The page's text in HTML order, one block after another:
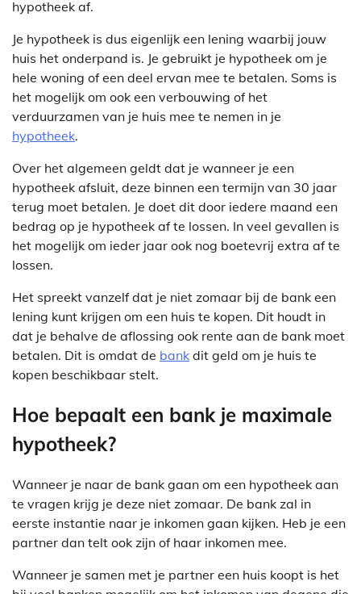
hypotheek af.
Je hypotheek is dus eigenlijk een lening waarbij jouw
huis het onderpand is. Je gebruikt je hypotheek om je
hele woning of een deel ervan mee te betalen. Soms is
het mogelijk om ook een verbouwing of het
verduurzamen van je huis mee te nemen in je
hypotheek.
Over het algemeen geldt dat je wanneer je een
hypotheek afsluit, deze binnen een termijn van 30 jaar
terug moet betalen. Je doet dit door iedere maand een
bedrag op je hypotheek af te lossen. In veel gevallen is
het mogelijk om ieder jaar ook nog boetevrij extra af te
lossen.
Het spreekt vanzelf dat je niet zomaar bij de bank een
lening kunt krijgen om een huis te kopen. Dit houdt in
dat je behalve de aflossing ook rente aan de bank moet
betalen. Dit is omdat de bank dit geld om je huis te
kopen beschikbaar stelt.
Hoe bepaalt een bank je maximale
hypotheek?
Wanneer je naar de bank gaan om een hypotheek aan
te vragen krijg je deze niet zomaar. De bank zal in
eerste instantie naar je inkomen gaan kijken. Heb je een
partner dan telt ook zijn of haar inkomen mee.
Wanneer je samen met je partner een huis koopt is het